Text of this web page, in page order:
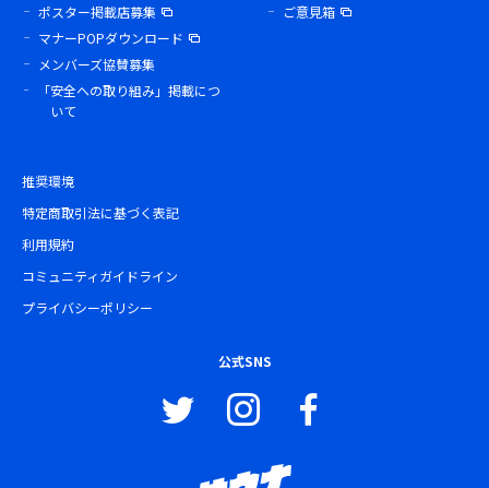
ポスター掲載店募集
マナーPOPダウンロード
メンバーズ協賛募集
「安全への取り組み」掲載につ
いて
ご意見箱
推奨環境
特定商取引法に基づく表記
利用規約
コミュニティガイドライン
プライバシーポリシー
公式SNS